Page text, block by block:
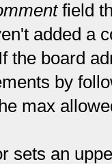
field
added a
the board
by
max
sets an